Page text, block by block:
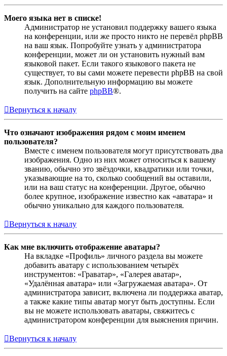
Моего языка нет в списке!
Администратор не установил поддержку вашего языка
на конференции, или же просто никто не перевёл phpBB
на ваш язык. Попробуйте узнать у администратора
конференции, может ли он установить нужный вам
языковой пакет. Если такого языкового пакета не
существует, то вы сами можете перевести phpBB на свой
язык. Дополнительную информацию вы можете
получить на сайте phpBB®.
Вернуться к началу
Что означают изображения рядом с моим именем
пользователя?
Вместе с именем пользователя могут присутствовать два
изображения. Одно из них может относиться к вашему
званию, обычно это звёздочки, квадратики или точки,
указывающие на то, сколько сообщений вы оставили,
или на ваш статус на конференции. Другое, обычно
более крупное, изображение известно как «аватара» и
обычно уникально для каждого пользователя.
Вернуться к началу
Как мне включить отображение аватары?
На вкладке «Профиль» личного раздела вы можете
добавить аватару с использованием четырёх
инструментов: «Граватар», «Галерея аватар»,
«Удалённая аватара» или «Загружаемая аватара». От
администратора зависит, включена ли поддержка аватар,
а также какие типы аватар могут быть доступны. Если
вы не можете использовать аватары, свяжитесь с
администратором конференции для выяснения причин.
Вернуться к началу